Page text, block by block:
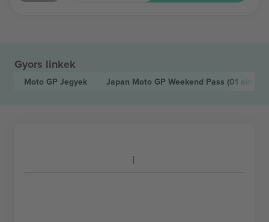
Gyors linkek
Moto GP Jegyek Japan Moto GP Weekend Pass (01 okt.,